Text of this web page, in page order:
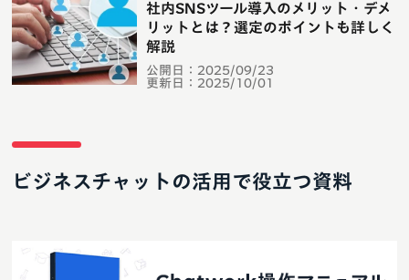
公開日： 2025/09/23
更新日： 2025/10/01
社内SNSツール導入のメリット・デメ
リットとは？選定のポイントも詳しく
解説
ビジネスチャットの活用で役立つ資料